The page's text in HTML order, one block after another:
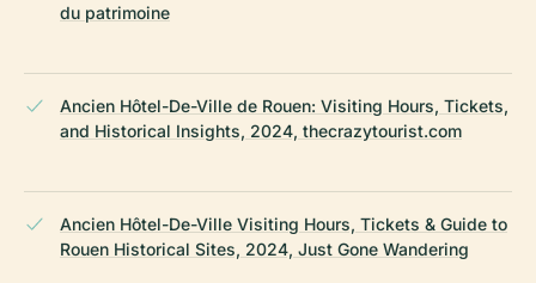
du patrimoine
Ancien Hôtel-De-Ville de Rouen: Visiting Hours, Tickets,
and Historical Insights, 2024, thecrazytourist.com
Ancien Hôtel-De-Ville Visiting Hours, Tickets & Guide to
Rouen Historical Sites, 2024, Just Gone Wandering